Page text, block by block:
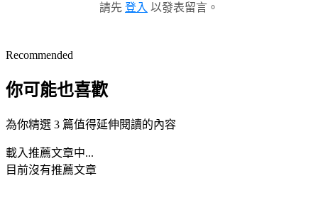
請先 登入 以發表留言。
Recommended
你可能也喜歡
為你精選 3 篇值得延伸閱讀的內容
載入推薦文章中...
目前沒有推薦文章